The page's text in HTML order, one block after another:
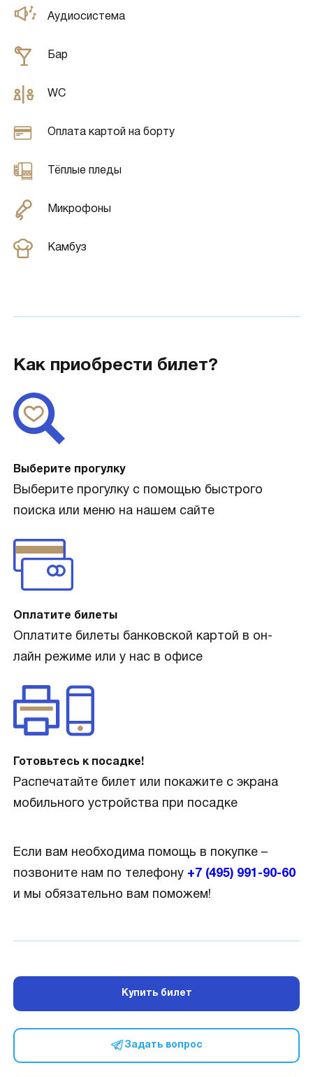
Аудиосистема
Бар
WC
Оплата картой на борту
Тёплые пледы
Микрофоны
Камбуз
Как приобрести билет?
Выберите прогулку
Выберите прогулку с помощью быстрого
поиска или меню на нашем сайте
Оплатите билеты
Оплатите билеты банковской картой в он-
лайн режиме или у нас в офисе
Готовьтесь к посадке!
Распечатайте билет или покажите с экрана
мобильного устройства при посадке
Если вам необходима помощь в покупке –
позвоните нам по телефону +7 (495) 991-90-60
и мы обязательно вам поможем!
Купить билет
Задать вопрос